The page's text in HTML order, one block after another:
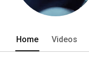
Home Videos